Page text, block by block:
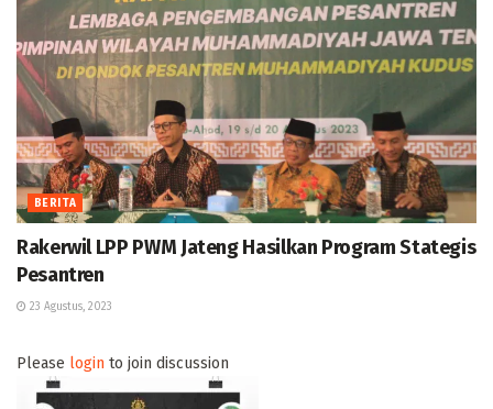
BERITA
Rakerwil LPP PWM Jateng Hasilkan Program Stategis
Pesantren
23 Agustus, 2023
Please login to join discussion